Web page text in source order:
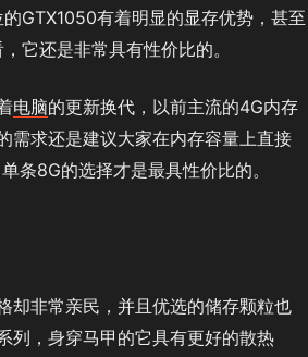
GTX1050有着明显的显存优势，甚至
它还是非常具有性价比的。
电脑的更新换代，以前主流的4G内存
需求还是建议大家在内存容量上直接
条8G的选择才是最具性价比的。
却非常亲民，并且优选的储存颗粒也
列，身穿马甲的它具有更好的散热